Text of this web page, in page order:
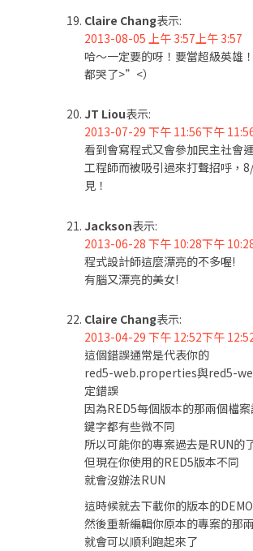
Claire Chang表示:
2013-08-05 上午 3:57上午 3:57
哈～一定要的呀！要當超級英雄
都哭了>”<）
JT Liou表示:
2013-07-29 下午 11:56下午
看到會寫程式又會參加民主社會
工程師而被吸引過來打聲招呼，
見！
Jackson表示:
2013-06-28 下午 10:28下午
程式設計師這麼漂亮的不多喔!
有腦又漂亮的美女!
Claire Chang表示:
2013-04-29 下午 12:52下午
這個錯誤通常是代表你的
red5-web.properties與red5-
定錯誤
因為RED5每個版本的那兩個檔
鍵字都有些微不同
所以可能你的專案過去是RUN的
但現在你使用的RED5版本不同
就會沒辦法RUN
這時候就去下載你的版本的
然後重新編輯你原本的專案的那
就會可以順利跑起來了